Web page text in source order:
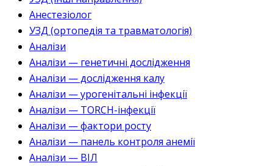
Анестезіолог
УЗД (ортопедія та травматологія)
Аналізи
Аналізи — генетичні дослідження
Аналізи — дослідження калу
Аналізи — урогенітальні інфекції
Аналізи — TORCH-інфекції
Аналізи — фактори росту
Аналізи — панель контроля анемії
Аналізи — ВІЛ